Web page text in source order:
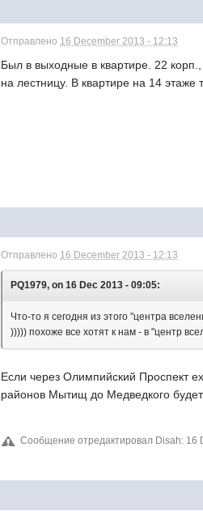
Отправлено 16 December 2013 - 12:13
Был в выходные в квартире. 22
на лестницу. В квартире на 14 этаже
Отправлено 16 December 2013 - 12:13
PQ1979, on 16 Dec 2013 - 09:05:
Что-то я сегодня из этого "центра
))))) похоже все хотят к нам - в "центр
Если через Олимпийский Проспект
районов Мытищ до Медведкого
Сообщение отредактировал Disah: 16